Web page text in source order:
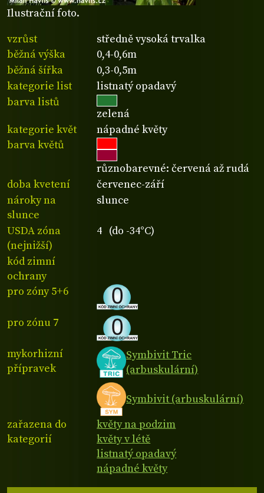
Ilustrační foto.
vzrůst
středně vysoká trvalka
běžná výška
0,4-0,6m
běžná šířka
0,3-0,5m
kategorie list
listnatý opadavý
barva listů
zelená
kategorie květ
nápadné květy
barva květů
různobarevné: červená až rudá
doba kvetení
červenec-září
nároky na
slunce
slunce
USDA zóna
(nejnižší)
4 (do -34°C)
kód zimní
ochrany
pro zóny 5+6
pro zónu 7
mykorhizní
přípravek
Symbivit Tric
(arbuskulární)
Symbivit (arbuskulární)
zařazena do
kategorií
květy na podzim
květy v létě
listnatý opadavý
nápadné květy